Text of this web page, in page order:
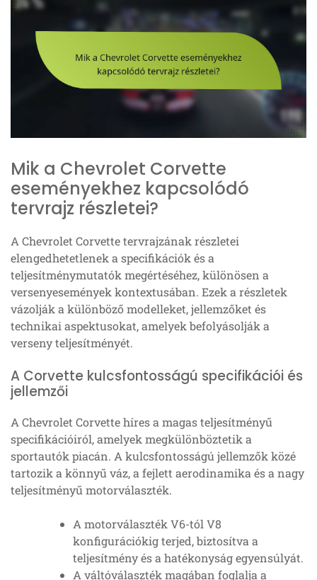
Mik a Chevrolet Corvette
eseményekhez kapcsolódó
tervrajz részletei?
A Chevrolet Corvette tervrajzának részletei
elengedhetetlenek a specifikációk és a
teljesítménymutatók megértéséhez, különösen a
versenyesemények kontextusában. Ezek a részletek
vázolják a különböző modelleket, jellemzőket és
technikai aspektusokat, amelyek befolyásolják a
verseny teljesítményét.
A Corvette kulcsfontosságú specifikációi és
jellemzői
A Chevrolet Corvette híres a magas teljesítményű
specifikációiról, amelyek megkülönböztetik a
sportautók piacán. A kulcsfontosságú jellemzők közé
tartozik a könnyű váz, a fejlett aerodinamika és a nagy
teljesítményű motorválaszték.
A motorválaszték V6-tól V8
konfigurációkig terjed, biztosítva a
teljesítmény és a hatékonyság egyensúlyát.
A váltóválaszték magában foglalja a